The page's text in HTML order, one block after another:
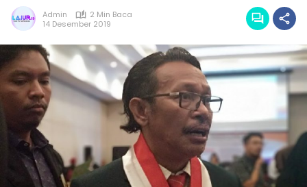
Admin
2 Min Baca
14 Desember 2019